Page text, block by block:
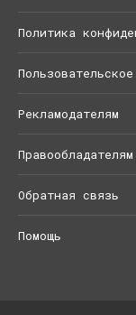
Политика
Рекламодателям
Правообладателям
Обратная связь
Помощь